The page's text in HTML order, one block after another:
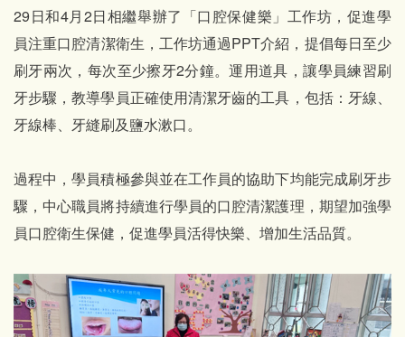
29日和4月2日相繼舉辦了「口腔保健樂」工作坊，促進學
員注重口腔清潔衛生，工作坊通過PPT介紹，提倡每日至少
刷牙兩次，每次至少擦牙2分鐘。運用道具，讓學員練習刷
牙步驟，教導學員正確使用清潔牙齒的工具，包括：牙線、
牙線棒、牙縫刷及鹽水漱口。
過程中，學員積極參與並在工作員的協助下均能完成刷牙步
驟，中心職員將持續進行學員的口腔清潔護理，期望加強學
員口腔衛生保健，促進學員活得快樂、增加生活品質。